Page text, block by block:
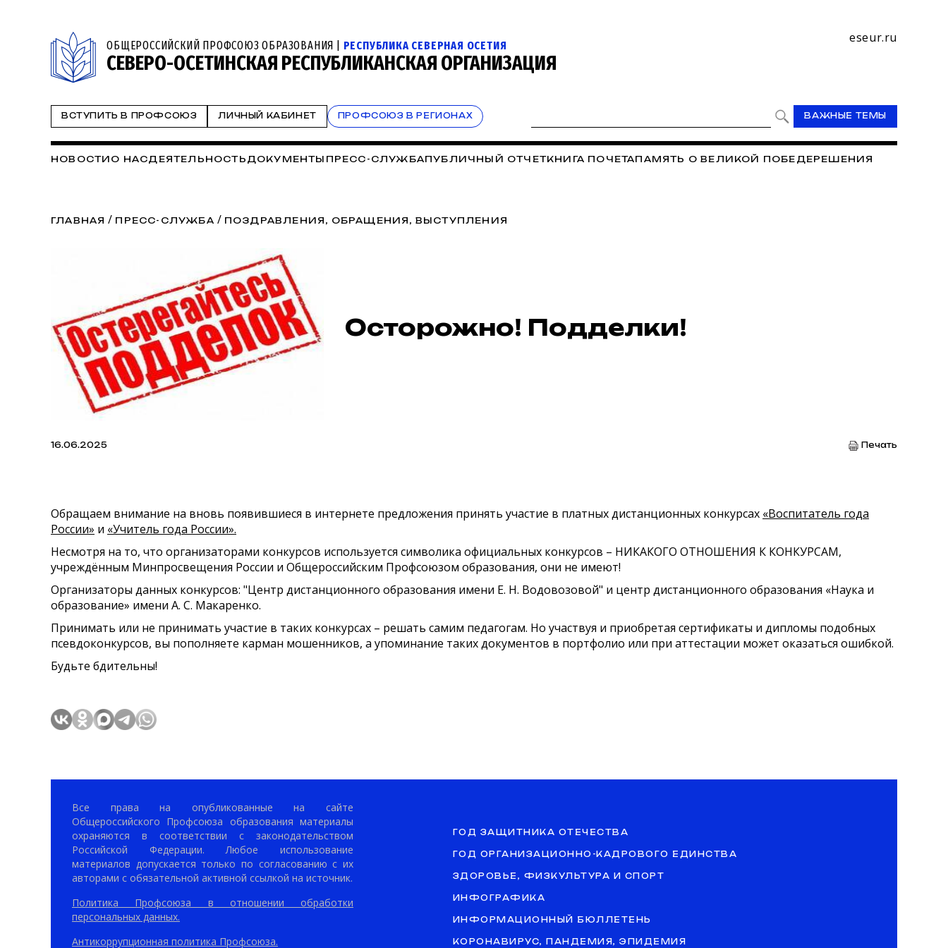
ОБЩЕРОССИЙСКИЙ ПРОФСОЮЗ ОБРАЗОВАНИЯ | РЕСПУБЛИКА СЕВЕРНАЯ ОСЕТИЯ
СЕВЕРО-ОСЕТИНСКАЯ РЕСПУБЛИКАНСКАЯ ОРГАНИЗАЦИЯ
eseur.ru
ВСТУПИТЬ В ПРОФСОЮЗ ЛИЧНЫЙ КАБИНЕТ ПРОФСОЮЗ В РЕГИОНАХ ВАЖНЫЕ ТЕМЫ
НОВОСТИ О НАСДЕЯТЕЛЬНОСТЬ ДОКУМЕНТЫ ПРЕСС-СЛУЖБАПУБЛИЧНЫЙ ОТЧЕТКНИГА ПОЧЕТАПАМЯТЬ О ВЕЛИКОЙ ПОБЕДЕРЕШЕНИЯ
ГЛАВНАЯ / ПРЕСС-СЛУЖБА / ПОЗДРАВЛЕНИЯ, ОБРАЩЕНИЯ, ВЫСТУПЛЕНИЯ
Осторожно! Подделки!
16.06.2025 Печать
Обращаем внимание на вновь появившиеся в интернете предложения принять участие в платных дистанционных конкурсах «Воспитатель года
России» и «Учитель года России».
Несмотря на то, что организаторами конкурсов используется символика официальных конкурсов – НИКАКОГО ОТНОШЕНИЯ К КОНКУРСАМ,
учреждённым Минпросвещения России и Общероссийским Профсоюзом образования, они не имеют!
Организаторы данных конкурсов: "Центр дистанционного образования имени Е. Н. Водовозовой" и центр дистанционного образования «Наука и
образование» имени А. С. Макаренко.
Принимать или не принимать участие в таких конкурсах – решать самим педагогам. Но участвуя и приобретая сертификаты и дипломы подобных
псевдоконкурсов, вы пополняете карман мошенников, а упоминание таких документов в портфолио или при аттестации может оказаться ошибкой.
Будьте бдительны!
Все права на опубликованные на сайте
Общероссийского Профсоюза образования материалы
охраняются в соответствии с законодательством
Российской Федерации. Любое использование
материалов допускается только по согласованию с их
авторами с обязательной активной ссылкой на источник.
Политика Профсоюза в отношении обработки
персональных данных.
Антикоррупционная политика Профсоюза.
ГОД ЗАЩИТНИКА ОТЕЧЕСТВА
ГОД ОРГАНИЗАЦИОННО-КАДРОВОГО ЕДИНСТВА
ЗДОРОВЬЕ, ФИЗКУЛЬТУРА И СПОРТ
ИНФОГРАФИКА
ИНФОРМАЦИОННЫЙ БЮЛЛЕТЕНЬ
КОРОНАВИРУС, ПАНДЕМИЯ, ЭПИДЕМИЯ